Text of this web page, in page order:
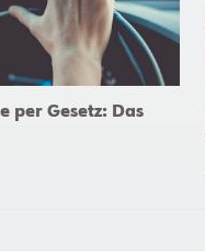
Schritten
Ein
Bestehendes
Im
Holz
Vergrößern
per Gesetz: Das